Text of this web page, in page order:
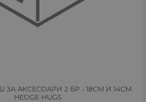
АКСЕСОАРИ 2 БР - 18СМ И 14СМ
HEDGE-HUGS